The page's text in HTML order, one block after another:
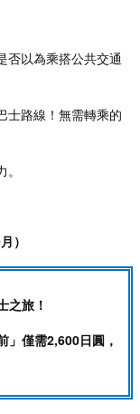
否以為乘搭公共交通
士路線！無需轉乘的
月）
之旅！
」僅需2,600日圓，